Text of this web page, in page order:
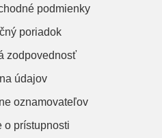
podmienky
poriadok
zodpovednosť
údajov
oznamovateľov
o prístupnosti